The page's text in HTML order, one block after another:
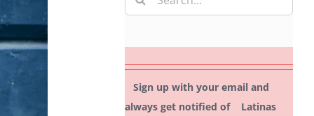
for:
Sign up with your email and
always get notified of Latinas